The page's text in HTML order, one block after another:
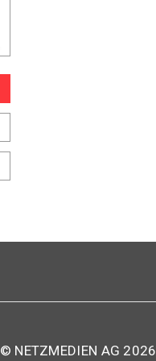
© NETZMEDIEN AG 2026